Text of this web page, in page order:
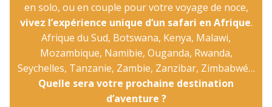
en solo, ou en couple pour votre voyage de noce,
vivez l’expérience unique d’un safari en Afrique.
Afrique du Sud, Botswana, Kenya, Malawi,
Mozambique, Namibie, Ouganda, Rwanda,
Seychelles, Tanzanie, Zambie, Zanzibar, Zimbabwé…
Quelle sera votre prochaine destination
d’aventure ?